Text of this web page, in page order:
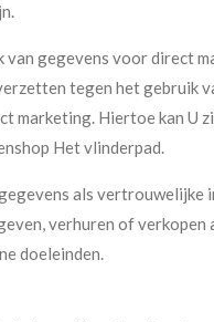
van gegevens voor direct
tegen het gebruik
marketing. Hiertoe kan U
Het vlinderpad.
als vertrouwelijke
verhuren of verkopen
doeleinden.